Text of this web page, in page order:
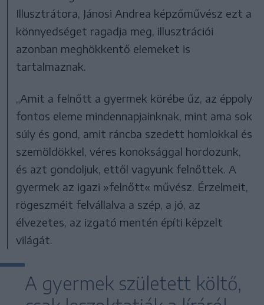
Illusztrátora, Jánosi Andrea képzőművész ezt a
könnyedséget ragadja meg, illusztrációi
azonban meghökkentő elemeket is
tartalmaznak.
„Amit a felnőtt a gyermek körébe űz, az éppoly
fontos eleme mindennapjainknak, mint ama sok
súly és gond, amit ráncba szedett homlokkal és
szemöldökkel, véres konoksággal hordozunk,
és azt gondoljuk, ettől vagyunk felnőttek. A
gyermek az igazi »felnőtt« művész. Érzelmeit,
rögeszméit felvállalva a szép, a jó, az
élvezetes, az izgató mentén építi képzelt
világát.
A gyermek született költő,